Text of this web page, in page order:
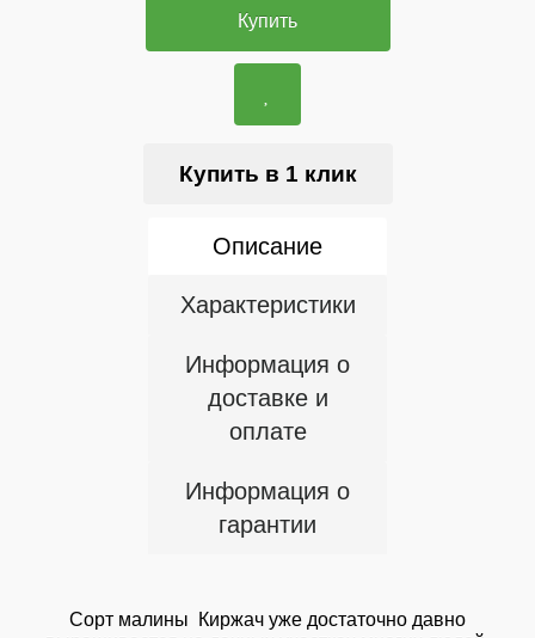
Купить
Купить в 1 клик
Описание
Характеристики
Информация о
доставке и
оплате
Информация о
гарантии
Сорт малины Киржач уже достаточно давно